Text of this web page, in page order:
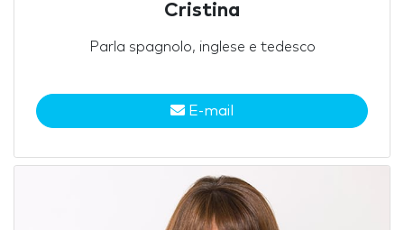
Cristina
Parla spagnolo, inglese e tedesco
E-mail